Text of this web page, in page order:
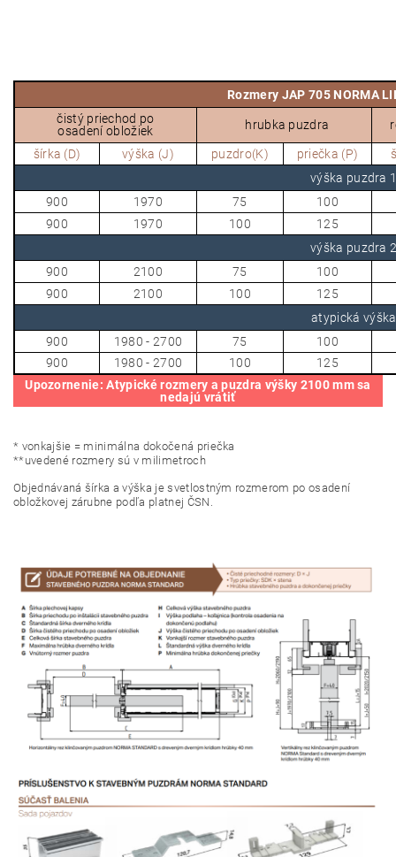
Rozmery JAP 705 NORMA
čistý priechod po
osadení obložiek
hrubka puzdra
šírka (D) výška (J) puzdro(K) priečka (P)
výška puzdra
900
1970 75
100
900
1970 100
125
výška puzdra
900
2100 75
100
900
2100 100
125
atypická
900
1980 - 2700 75
100
900
1980 - 2700 100
125
Upozornenie: Atypické rozmery a puzdra výšky 2100 mm sa
nedajú vrátiť
* vonkajšie = minimálna dokočená priečka
**uvedené rozmery sú v milimetroch
Objednávaná šírka a výška je svetlostným rozmerom po osadení
obložkovej zárubne podľa platnej ČSN.